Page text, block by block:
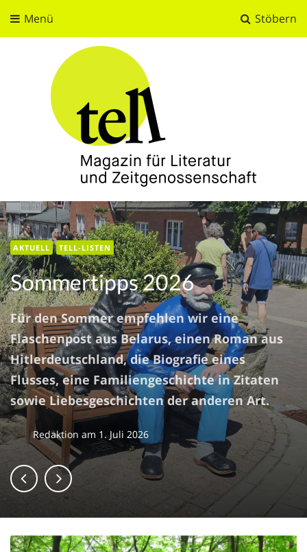
Stöbern
Menü
tell
Magazin für Literatur und Zeitgenossenschaft
AKTUELL TELL-LISTEN
Sommertipps 2026
Für den Sommer empfehlen wir eine
Flaschenpost aus Belarus, einen Roman aus
Hitlerdeutschland, die Biografie eines
Flusses, eine Familiengeschichte in Zitaten
sowie Liebesgeschichten der anderen Art.
Redaktion am 1. Juli 2026
AKTUELL TELL-LISTEN
AKTUELL
AKTUELL